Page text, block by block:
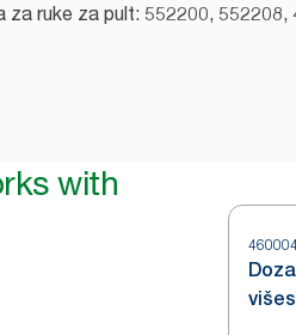
za ruke za pult: 552200, 552208,
with
460004